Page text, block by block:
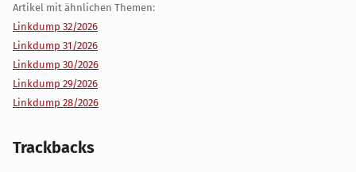
Artikel mit ähnlichen Themen:
Linkdump 32/2026
Linkdump 31/2026
Linkdump 30/2026
Linkdump 29/2026
Linkdump 28/2026
Trackbacks